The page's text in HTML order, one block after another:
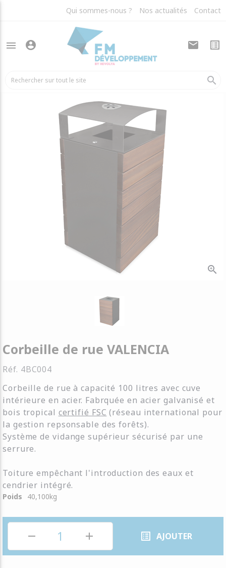
Qui sommes-nous ? Nos actualités Contact
menu account_circle mail list_alt
search
arrow_back Corbeilles de rue
zoom_in
Corbeille de rue VALENCIA
Réf. 4BC004
Corbeille de rue à capacité 100 litres avec cuve
intérieure en acier. Fabrquée en acier galvanisé et
bois tropical certifié FSC (réseau international pour
la gestion repsonsable des forêts).
Système de vidange supérieur sécurisé par une
serrure.
Toiture empêchant l'introduction des eaux et
cendrier intégré.
Poids 40,100kg
remove add list_alt AJOUTER